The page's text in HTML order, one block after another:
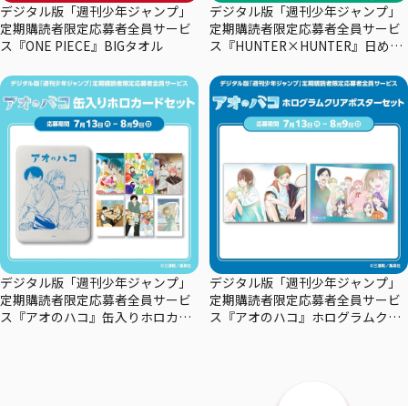
デジタル版「週刊少年ジャンプ」
定期購読者限定応募者全員サービ
ス『ONE PIECE』BIGタオル
デジタル版「週刊少年ジャンプ」
定期購読者限定応募者全員サービ
ス『HUNTER×HUNTER』日めく
デジタル版「週刊少年ジャンプ」
定期購読者限定応募者全員サービ
ス『アオのハコ』缶入りホロカー
デジタル版「週刊少年ジャンプ」
定期購読者限定応募者全員サービ
ス『アオのハコ』ホログラムクリ